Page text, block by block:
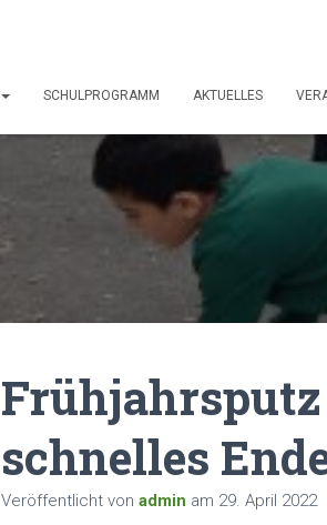
SCHULPROGRAMM AKTUELLES
schnelles
Veröffentlicht von admin am 29. April 2022